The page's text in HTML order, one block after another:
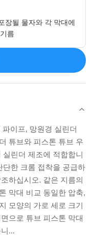
장될 물자와 각 막대에
름
이프, 망원경 실린더
튜브와 피스톤 튜브 우
린더 제조에 적합합니
단한 크롬 접착을 공급하
하십시오. 같은 지름의
막대 비교 동일한 압축,
모양의 가로 세로 크기
으로 튜브 피스톤 막대
...